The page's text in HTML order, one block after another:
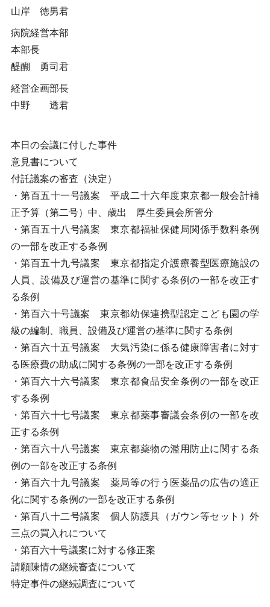
山岸 徳男君
病院経営本部
本部長
醍醐 勇司君
経営企画部長
中野 透君
本日の会議に付した事件
意見書について
付託議案の審査（決定）
・第百五十一号議案 平成二十六年度東京都一般会計補
正予算（第二号）中、歳出 厚生委員会所管分
・第百五十八号議案 東京都福祉保健局関係手数料条例
の一部を改正する条例
・第百五十九号議案 東京都指定介護療養型医療施設の
人員、設備及び運営の基準に関する条例の一部を改正す
る条例
・第百六十号議案 東京都幼保連携型認定こども園の学
級の編制、職員、設備及び運営の基準に関する条例
・第百六十五号議案 大気汚染に係る健康障害者に対す
る医療費の助成に関する条例の一部を改正する条例
・第百六十六号議案 東京都食品安全条例の一部を改正
する条例
・第百六十七号議案 東京都薬事審議会条例の一部を改
正する条例
・第百六十八号議案 東京都薬物の濫用防止に関する条
例の一部を改正する条例
・第百六十九号議案 薬局等の行う医薬品の広告の適正
化に関する条例の一部を改正する条例
・第百八十二号議案 個人防護具（ガウン等セット）外
三点の買入れについて
・第百六十号議案に対する修正案
請願陳情の継続審査について
特定事件の継続調査について